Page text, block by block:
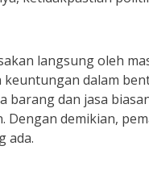
langsung oleh
dalam
dan jasa
demikian,
ada.